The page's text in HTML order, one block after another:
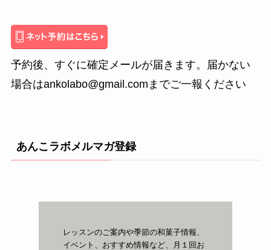
予約後、すぐに確定メールが届きます。届かない
場合はankolabo@gmail.comまでご一報ください
あんこラボメルマガ登録
レッスンのご案内や季節の和菓子情報、
イベント、おすすめ情報など、月１回お